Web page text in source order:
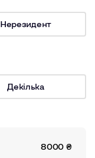
Нерезидент
Декiлька
8000 ₴